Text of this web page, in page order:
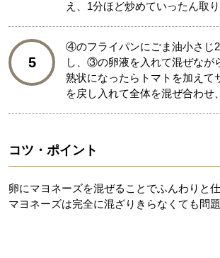
え、1分ほど炒めていったん取り
5
④のフライパンにごま油小さじ
し、③の卵液を入れて混ぜなが
熟状になったらトマトを加え
を戻し入れて全体を混ぜ合わせ
コツ・ポイント
卵にマヨネーズを混ぜることでふんわりと
マヨネーズは完全に混ざりきらなくても問題